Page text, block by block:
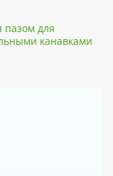
для
канавками